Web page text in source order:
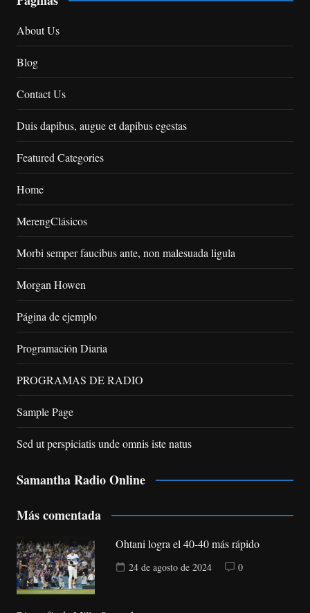
About Us
Blog
Contact Us
Duis dapibus, augue et dapibus egestas
Featured Categories
Home
MerengClásicos
Morbi semper faucibus ante, non malesuada ligula
Morgan Howen
Página de ejemplo
Programación Diaria
PROGRAMAS DE RADIO
Sample Page
Sed ut perspiciatis unde omnis iste natus
Samantha Radio Online
Más comentada
Ohtani logra el 40-40 más rápido
24 de agosto de 2024 0